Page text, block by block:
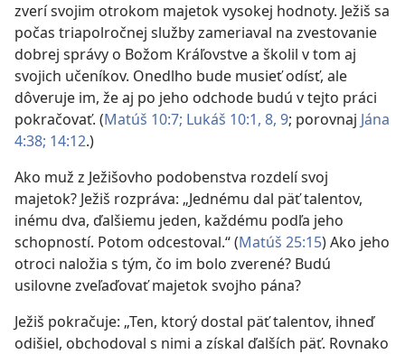
zverí svojim otrokom majetok vysokej hodnoty. Ježiš sa
počas triapolročnej služby zameriaval na zvestovanie
dobrej správy o Božom Kráľovstve a školil v tom aj
svojich učeníkov. Onedlho bude musieť odísť, ale
dôveruje im, že aj po jeho odchode budú v tejto práci
pokračovať. (Matúš 10:7; Lukáš 10:1, 8, 9; porovnaj Jána
4:38; 14:12.)
Ako muž z Ježišovho podobenstva rozdelí svoj
majetok? Ježiš rozpráva: „Jednému dal päť talentov,
inému dva, ďalšiemu jeden, každému podľa jeho
schopností. Potom odcestoval.“ (Matúš 25:15) Ako jeho
otroci naložia s tým, čo im bolo zverené? Budú
usilovne zveľaďovať majetok svojho pána?
Ježiš pokračuje: „Ten, ktorý dostal päť talentov, ihneď
odišiel, obchodoval s nimi a získal ďalších päť. Rovnako